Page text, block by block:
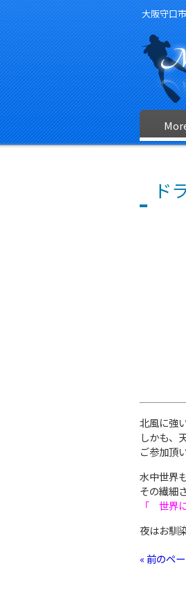
大阪守口
ド
北風に強
しかも、
ご参加頂
水中世界
その繊細
「 世界
夜はお馴
« 前のペ